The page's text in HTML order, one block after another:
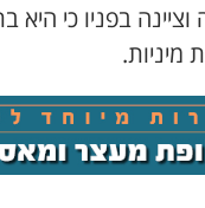
מיניות.